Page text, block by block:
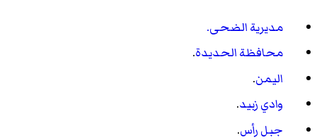
مديرية الضحى.
محافظة الحديدة.
اليمن.
وادي زبيد.
جبل رأس.